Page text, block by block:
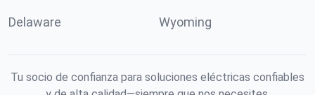
Delaware Wyoming
Tu socio de confianza para soluciones eléctricas confiables